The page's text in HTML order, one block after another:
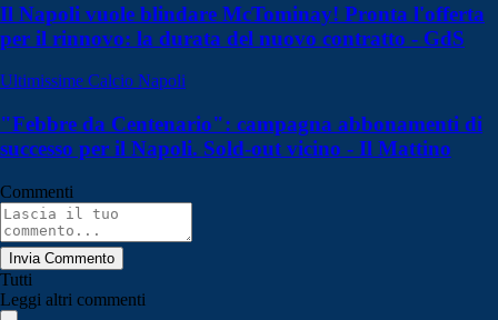
Il Napoli vuole blindare McTominay! Pronta l'offerta
per il rinnovo: la durata del nuovo contratto - GdS
Ultimissime Calcio Napoli
"Febbre da Centenario": campagna abbonamenti di
successo per il Napoli. Sold-out vicino - Il Mattino
Commenti
Invia Commento
Tutti
Leggi altri commenti